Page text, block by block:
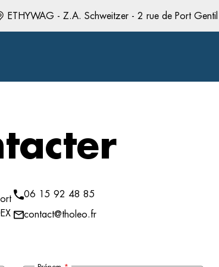
ETHYWAG - Z.A. Schweitzer - 2 rue de Port
06 15 92 48 85
contact@tholeo.fr